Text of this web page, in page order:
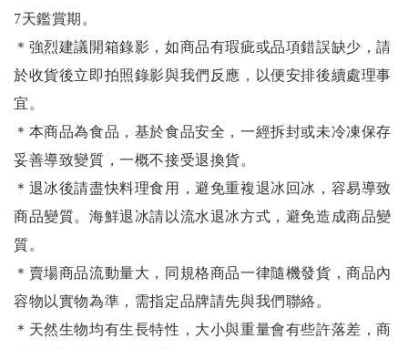
7天鑑賞期。
＊強烈建議開箱錄影，如商品有瑕疵或品項錯誤缺少，請
於收貨後立即拍照錄影與我們反應，以便安排後續處理事
宜。
＊本商品為食品，基於食品安全，一經拆封或未冷凍保存
妥善導致變質，一概不接受退換貨。
＊退冰後請盡快料理食用，避免重複退冰回冰，容易導致
商品變質。海鮮退冰請以流水退冰方式，避免造成商品變
質。
＊賣場商品流動量大，同規格商品一律隨機發貨，商品內
容物以實物為準，需指定品牌請先與我們聯絡。
＊天然生物均有生長特性，大小與重量會有些許落差，商